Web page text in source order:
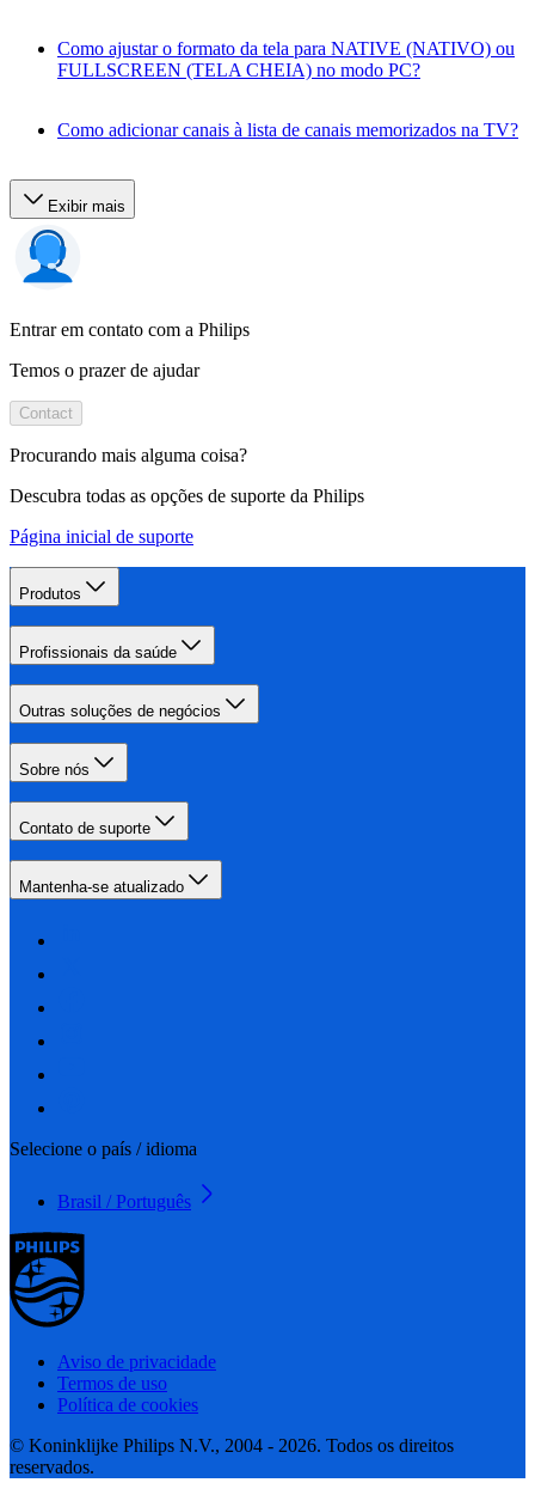
Como ajustar o formato da tela para NATIVE (NATIVO) ou
FULLSCREEN (TELA CHEIA) no modo PC?
Como adicionar canais à lista de canais memorizados na TV?
Exibir mais
Entrar em contato com a Philips
Temos o prazer de ajudar
Contact
Procurando mais alguma coisa?
Descubra todas as opções de suporte da Philips
Página inicial de suporte
Produtos
Profissionais da saúde
Outras soluções de negócios
Sobre nós
Contato de suporte
Mantenha-se atualizado
Selecione o país / idioma
Brasil / Português
Aviso de privacidade
Termos de uso
Política de cookies
© Koninklijke Philips N.V., 2004 - 2026. Todos os direitos
reservados.